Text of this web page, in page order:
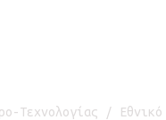
Τεχνολογίας / Εθνικό